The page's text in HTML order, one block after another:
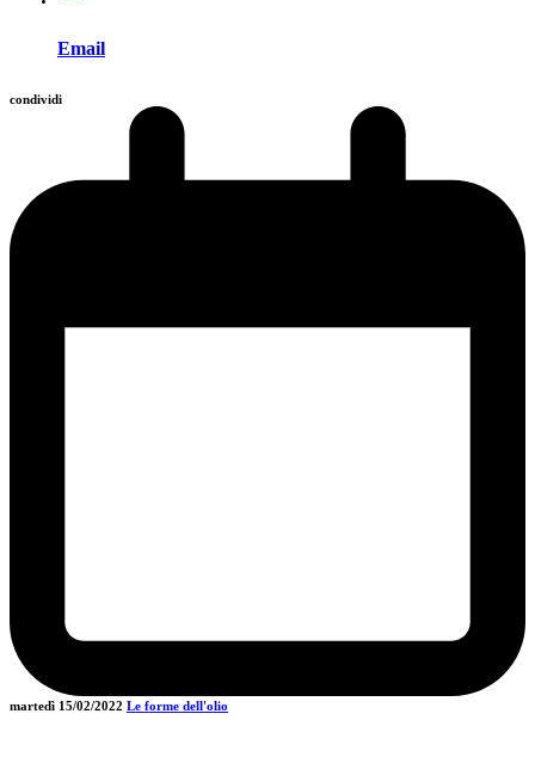
Email
condividi
martedì 15/02/2022 Le forme dell'olio